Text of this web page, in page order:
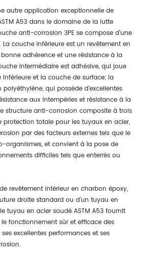
autre application exceptionnelle de
A53 dans le domaine de la lutte
anti-corrosion 3PE se compose d'une
couche inférieure est un revêtement en
adhérence et une résistance à la
intermédiaire est adhésive, qui joue
inférieure et la couche de surface; la
qui possède d'excellentes
aux intempéries et résistance à la
structure anti-corrosion composite à trois
totale pour les tuyaux en acier,
par des facteurs externes tels que le
organismes, et convient à la pose de
difficiles tels que enterrés ou
revêtement intérieur en charbon époxy,
droite standard ou d'un tuyau en
tuyau en acier soudé ASTM A53 fournit
fonctionnement sûr et efficace des
excellentes performances et ses